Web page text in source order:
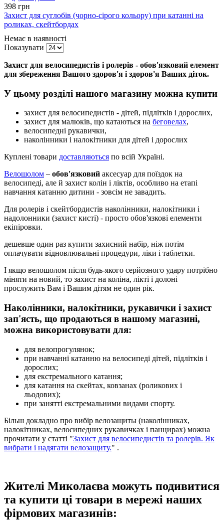
398 грн
Захист для суглобів (чорно-сірого кольору) при катанні на
роликах, скейтбордах
Немає в наявності
Показувати
Захист для велосипедистів і ролерів - обов'язковий елемент
для збереження Вашого здоров'я і здоров'я Ваших діток.
У цьому розділі нашого магазину можна купити
захист для велосипедистів - дітей, підлітків і дорослих,
захист для малюків, що катаються на беговелах,
велосипедні рукавички,
наколінники і налокітники для дітей і дорослих
Куплені товари доставляються по всій Україні.
Велошолом – обов'язковий аксесуар для поїздок на
велосипеді, але й захист колін і ліктів, особливо на етапі
навчання катанню дитини - зовсім не завадить.
Для ролерів і скейтбордистів наколінники, налокітники і
надолонники (захист кисті) - просто обов'язкові елементи
екіпіровки.
дешевше один раз купити захисний набір, ніж потім
оплачувати відновлювальні процедури, ліки і таблетки.
І якщо велошолом після будь-якого серйозного удару потрібно
міняти на новий, то захист на коліна, лікті і долоні
прослужить Вам і Вашим дітям не один рік.
Наколінники, налокітники, рукавички і захист
зап'ясть, що продаються в нашому магазині,
можна використовувати для:
для велопрогулянок;
при навчанні катанню на велосипеді дітей, підлітків і
дорослих;
для екстремального катання;
для катання на скейтах, ковзанах (роликових і
льодових);
при занятті екстремальними видами спорту.
Більш докладно про вибір велозащиты (наколінниках,
налокітниках, велосипедних рукавичках і панцирах) можна
прочитати у статті "Захист для велосипедистів та ролерів. Як
вибрати і надягати велозащиту." .
Жителі Миколаєва можуть подивитися
та купити ці товари в мережі наших
фірмових магазинів: